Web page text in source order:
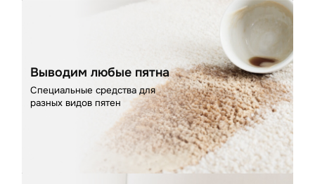
Выводим любые пятна
Специальные средства для
разных видов пятен